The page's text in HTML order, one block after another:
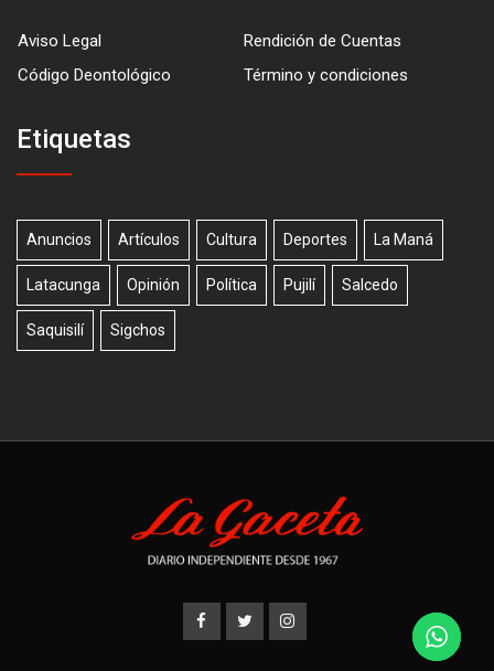
Aviso Legal
Rendición de Cuentas
Código Deontológico
Término y condiciones
Etiquetas
Anuncios Artículos Cultura Deportes La Maná
Latacunga Opinión Política Pujilí Salcedo
Saquisilí Sigchos